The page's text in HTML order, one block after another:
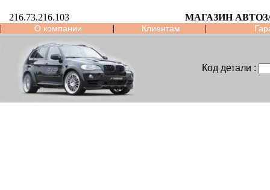
216.73.216.103
МАГАЗИН
|
О компании | Клиентам |
Код детали :